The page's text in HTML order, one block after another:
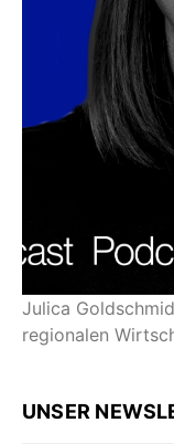
Julica
regionalen
UNSER